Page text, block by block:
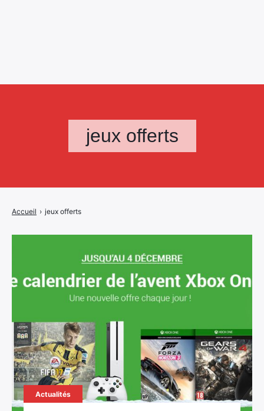
jeux offerts
Accueil › jeux offerts
Actualités